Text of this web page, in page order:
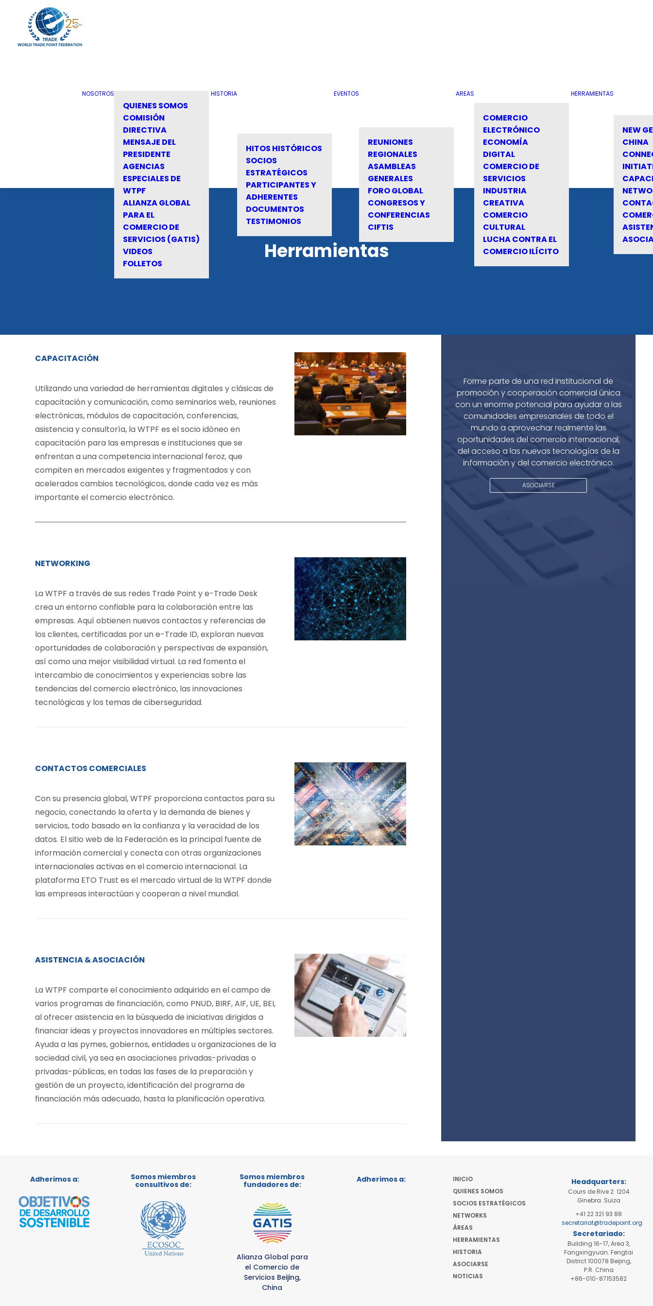
NOSOTROS
QUIENES SOMOS
COMISIÓN
DIRECTIVA
MENSAJE DEL
PRESIDENTE
AGENCIAS
ESPECIALES DE
WTPF
ALIANZA GLOBAL
PARA EL
COMERCIO DE
SERVICIOS (GATIS)
VIDEOS
FOLLETOS
HISTORIA
HITOS HISTÓRICOS
SOCIOS
ESTRATÉGICOS
PARTICIPANTES Y
ADHERENTES
DOCUMENTOS
TESTIMONIOS
EVENTOS
REUNIONES
REGIONALES
ASAMBLEAS
GENERALES
FORO GLOBAL
CONGRESOS Y
CONFERENCIAS
CIFTIS
AREAS
COMERCIO
ELECTRÓNICO
ECONOMÍA
DIGITAL
COMERCIO DE
SERVICIOS
INDUSTRIA
CREATIVA
COMERCIO
CULTURAL
LUCHA CONTRA EL
COMERCIO ILÍCITO
HERRAMIENTAS
NEW
CHINA
Herramientas
CAPACITACIÓN
Utilizando una variedad de herramientas digitales y clásicas de
capacitación y comunicación, como seminarios web, reuniones
electrónicas, módulos de capacitación, conferencias,
asistencia y consultoría, la WTPF es el socio idóneo en
capacitación para las empresas e instituciones que se
enfrentan a una competencia internacional feroz, que
compiten en mercados exigentes y fragmentados y con
acelerados cambios tecnológicos, donde cada vez es más
importante el comercio electrónico.
NETWORKING
La WTPF a través de sus redes Trade Point y e-Trade Desk
crea un entorno confiable para la colaboración entre las
empresas. Aquí obtienen nuevos contactos y referencias de
los clientes, certificadas por un e-Trade ID, exploran nuevas
oportunidades de colaboración y perspectivas de expansión,
así como una mejor visibilidad virtual. La red fomenta el
intercambio de conocimientos y experiencias sobre las
tendencias del comercio electrónico, las innovaciones
tecnológicas y los temas de ciberseguridad.
CONTACTOS COMERCIALES
Con su presencia global, WTPF proporciona contactos para su
negocio, conectando la oferta y la demanda de bienes y
servicios, todo basado en la confianza y la veracidad de los
datos. El sitio web de la Federación es la principal fuente de
información comercial y conecta con otras organizaciones
internacionales activas en el comercio internacional. La
plataforma ETO Trust es el mercado virtual de la WTPF donde
las empresas interactúan y cooperan a nivel mundial.
ASISTENCIA & ASOCIACIÓN
La WTPF comparte el conocimiento adquirido en el campo de
varios programas de financiación, como PNUD, BIRF, AIF, UE, BEI,
al ofrecer asistencia en la búsqueda de iniciativas dirigidas a
financiar ideas y proyectos innovadores en múltiples sectores.
Ayuda a las pymes, gobiernos, entidades u organizaciones de la
sociedad civil, ya sea en asociaciones privadas-privadas o
privadas-públicas, en todas las fases de la preparación y
gestión de un proyecto, identificación del programa de
financiación más adecuado, hasta la planificación operativa.
Forme parte de una red institucional de
promoción y cooperación comercial única
con un enorme potencial para ayudar a las
comunidades empresariales de todo el
mundo a aprovechar realmente las
oportunidades del comercio internacional,
del acceso a las nuevas tecnologías de la
información y del comercio electrónico.
ASOCIARSE
Adherimos a:
Somos miembros
consultivos de:
Somos miembros
fundadores de:
Alianza Global para
el Comercio de
Servicios Beijing,
China
Adherimos a:
INICIO
QUIENES SOMOS
SOCIOS ESTRATÉGICOS
NETWORKS
ÁREAS
HERRAMIENTAS
HISTORIA
ASOCIARSE
NOTICIAS
Headquarters:
Cours de Rive 2. 1204
Ginebra. Suiza
+41 22 321 93 88
secretariat@tradepoint.org
Secretariado:
Building 16-17, Area 3,
Fangxingyuan. Fengtai
District 100078 Beijing,
P.R. China
+86-010-87153582